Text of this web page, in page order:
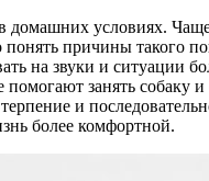
условиях. Чаще
причины такого
на звуки и ситуации
занять собаку
и
более комфортной.